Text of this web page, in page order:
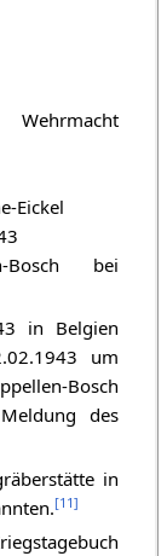
Eickel
Bosch bei
in Belgien
um
Bosch
des
in
[11]